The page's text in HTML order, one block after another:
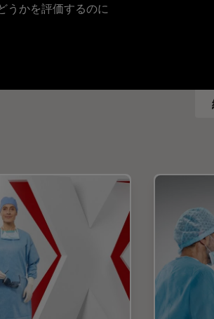
うかを評価するのに